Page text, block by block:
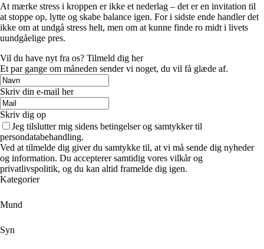
At mærke stress i kroppen er ikke et nederlag – det er en invitation til
at stoppe op, lytte og skabe balance igen. For i sidste ende handler det
ikke om at undgå stress helt, men om at kunne finde ro midt i livets
uundgåelige pres.
Vil du have nyt fra os? Tilmeld dig her
Et par gange om måneden sender vi noget, du vil få glæde af.
Skriv din e-mail her
Skriv dig op
Jeg tilslutter mig sidens betingelser og samtykker til
persondatabehandling.
Ved at tilmelde dig giver du samtykke til, at vi må sende dig nyheder
og information. Du accepterer samtidig vores vilkår og
privatlivspolitik, og du kan altid framelde dig igen.
Kategorier
Mund
Syn